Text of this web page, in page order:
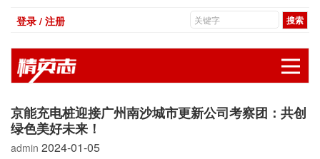
登录 / 注册
京能充电桩迎接广州南沙城市更新公司考察团：共创
绿色美好未来！
admin 2024-01-05